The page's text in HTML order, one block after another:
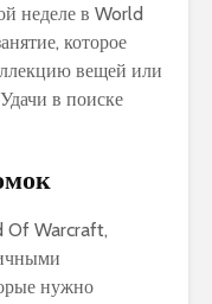
неделе в World
которое
вещей или
в поиске
Of Warcraft,
нужно